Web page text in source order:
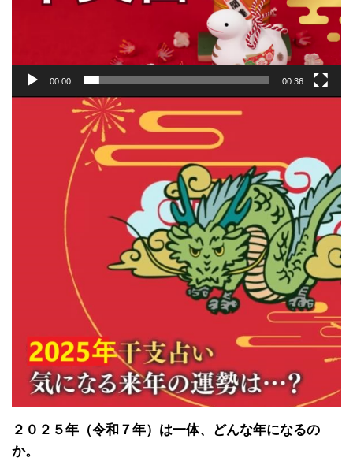
00:00 00:36
２０２５年（令和７年）は一体、どんな年になるの
か。